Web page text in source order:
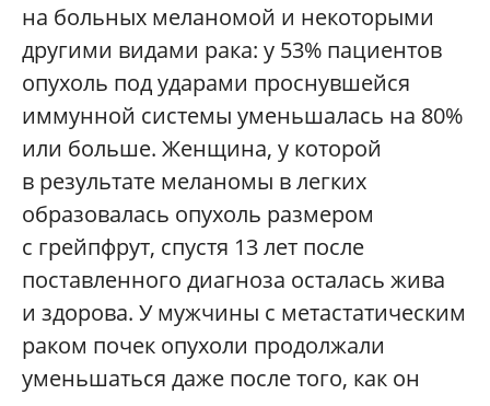
на больных меланомой и некоторыми
другими видами рака: у 53% пациентов
опухоль под ударами проснувшейся
иммунной системы уменьшалась на 80%
или больше. Женщина, у которой
в результате меланомы в легких
образовалась опухоль размером
с грейпфрут, спустя 13 лет после
поставленного диагноза осталась жива
и здорова. У мужчины с метастатическим
раком почек опухоли продолжали
уменьшаться даже после того, как он